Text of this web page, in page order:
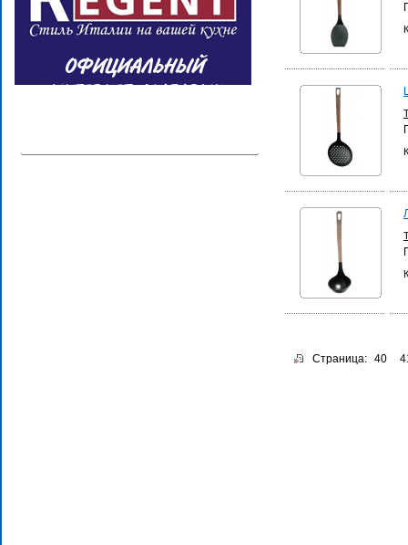
Страница: 40